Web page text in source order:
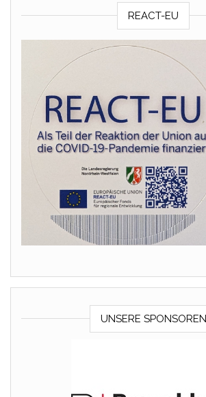
REACT-EU
UNSERE SPONSOREN